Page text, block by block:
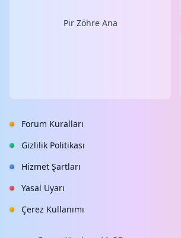
Pir Zöhre Ana
Forum Kuralları
Gizlilik Politikası
Hizmet Şartları
Yasal Uyarı
Çerez Kullanımı